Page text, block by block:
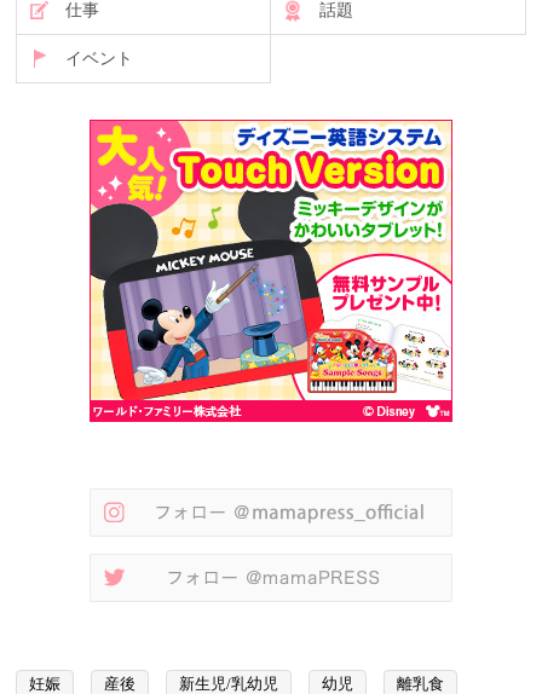
仕事 話題
イベント
妊娠 産後 新生児/乳幼児 幼児 離乳食